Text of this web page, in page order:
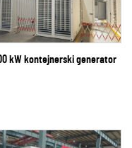
kW kontejnerski generator